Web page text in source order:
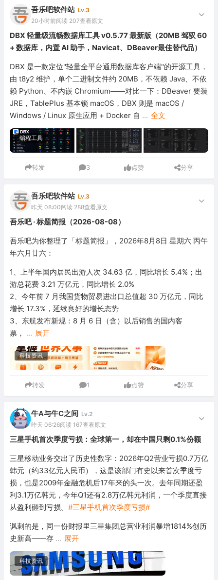
吾乐吧软件站 Lv.3
20小时前阅读 207查看原文
DBX 轻量级流畅数据库工具 v0.5.77 最新版（20MB 驾驭 60
+ 数据库，内置 AI 助手，Navicat、DBeaver最佳替代品）
DBX 是一款定位"轻量全平台通用数据库客户端"的开源工具，
由 t8y2 维护，单个二进制文件约 20MB，不依赖 Java、不依
赖 Python、不内嵌 Chromium——对比一下：DBeaver 要装
JRE，TablePlus 基本锁 macOS，DBX 则是 macOS /
Windows / Linux 原生应用 + Docker 自 ... 全文
编程工具
转发 3 点赞 分享
吾乐吧软件站 Lv.3
昨天 08:00阅读 288查看原文
吾乐吧 · 标题简报（2026-08-08）
吾乐吧为你整理了「标题简报」，2026年8月8日 星期六 丙午
年六月廿六：
1、上半年国内居民出游人次 34.63 亿，同比增长 5.4%；出
游总花费 3.21 万亿元，同比增长 2.0%
2、今年前 7 月我国货物贸易进出口总值超 30 万亿元，同比
增长 17.3%，延续良好的增长态势
3、东航发布新规：8 月 6 日（含）以后销售的国内客
票， ... 展开
科技资讯
转发 1 点赞 分享
牛A与牛C之间 Lv.2
昨天 06:26阅读 167查看原文
三星手机首次季度亏损：全球第一，却在中国只剩0.1%份额
三星移动业务交出了历史性数字：2026年Q2营业亏损0.7万亿
韩元（约33亿元人民币），这是该部门有史以来首次季度亏
损，也是2009年金融危机后17年来的头一次。去年同期还盈
利3.1万亿韩元，今年Q1还有2.8万亿韩元利润，一个季度直接
从盈利砸到亏损。 #三星手机首次季度亏损#
讽刺的是，同一份财报里三星集团总营业利润暴增1814%创历
史新高——存 ... 展开
科技资讯